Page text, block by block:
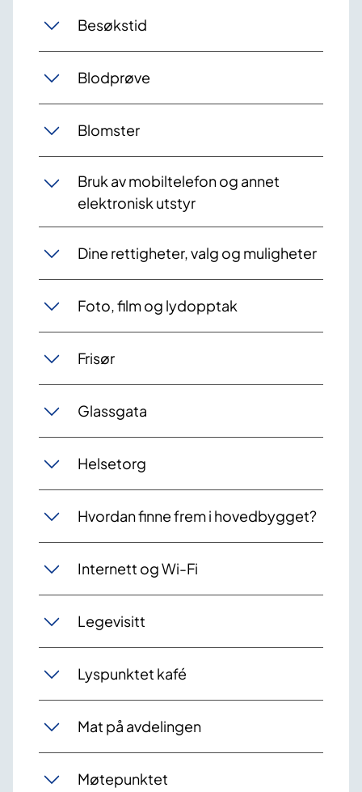
Besøkstid
Blodprøve
Blomster
Bruk av mobiltelefon og annet
elektronisk utstyr
Dine rettigheter, valg og muligheter
Foto, film og lydopptak
Frisør
Glassgata
Helsetorg
Hvordan finne frem i hovedbygget?
Internett og Wi-Fi
Legevisitt
Lyspunktet kafé
Mat på avdelingen
Møtepunktet